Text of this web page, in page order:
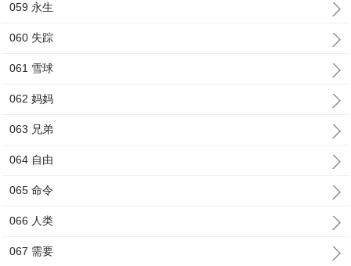
059 永生
060 失踪
061 雪球
062 妈妈
063 兄弟
064 自由
065 命令
066 人类
067 需要